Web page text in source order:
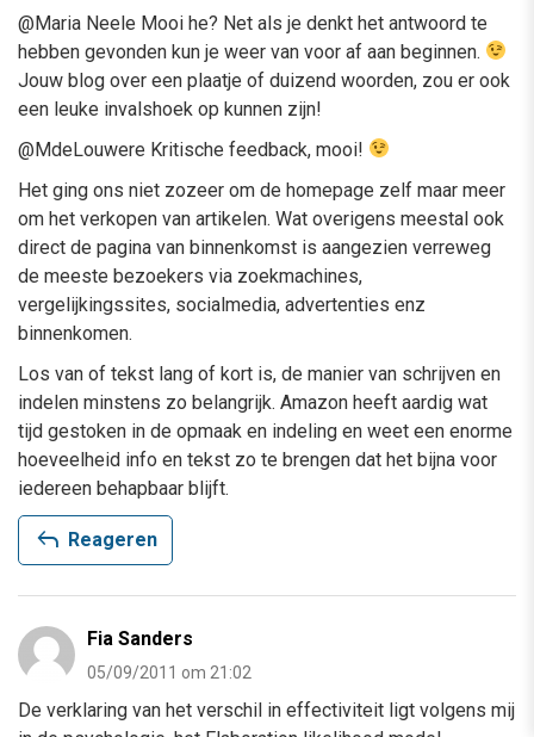
@Maria Neele Mooi he? Net als je denkt het antwoord te
hebben gevonden kun je weer van voor af aan beginnen.
Jouw blog over een plaatje of duizend woorden, zou er ook
een leuke invalshoek op kunnen zijn!
@MdeLouwere Kritische feedback, mooi!
Het ging ons niet zozeer om de homepage zelf maar meer
om het verkopen van artikelen. Wat overigens meestal ook
direct de pagina van binnenkomst is aangezien verreweg
de meeste bezoekers via zoekmachines,
vergelijkingssites, socialmedia, advertenties enz
binnenkomen.
Los van of tekst lang of kort is, de manier van schrijven en
indelen minstens zo belangrijk. Amazon heeft aardig wat
tijd gestoken in de opmaak en indeling en weet een enorme
hoeveelheid info en tekst zo te brengen dat het bijna voor
iedereen behapbaar blijft.
reply Reageren
Fia Sanders
05/09/2011 om 21:02
De verklaring van het verschil in effectiviteit ligt volgens mij